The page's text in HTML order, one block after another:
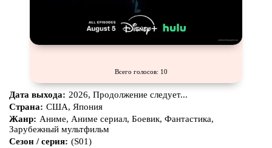
Всего голосов: 10
Дата выхода: 2026, Продолжение следует...
Страна: США, Япония
Жанр: Аниме, Аниме сериал, Боевик, Фантастика,
Зарубежный мультфильм
Сезон / серия: (S01)